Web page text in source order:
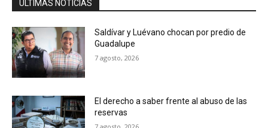
ÚLTIMAS NOTICIAS
Saldívar y Luévano chocan por predio de
Guadalupe
7 agosto, 2026
El derecho a saber frente al abuso de las
reservas